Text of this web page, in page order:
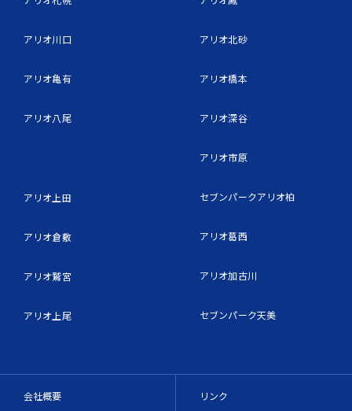
アリオ川口
アリオ亀有
アリオ八尾
アリオ上田
アリオ倉敷
アリオ鷲宮
アリオ上尾
アリオ北砂
アリオ橋本
アリオ深谷
アリオ市原
セブンパークアリオ柏
アリオ葛西
アリオ加古川
セブンパーク天美
会社概要 リンク